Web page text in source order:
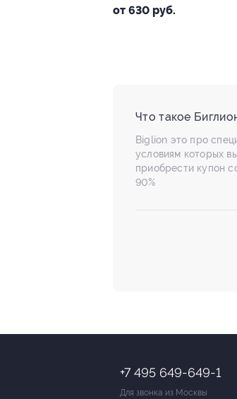
Что такое
Biglion это про
условиям которых
приобрести купон
90%
+7 495 649-649-1
Для звонка из Москвы